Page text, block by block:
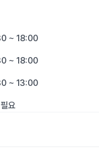
~ 18:00
~ 18:00
~ 13:00
요